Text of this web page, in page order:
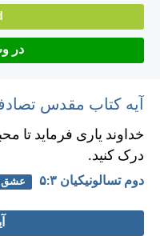
در
آیه کتاب مقدس
خداوند ياری فرمايد تا
درک كنيد.
دوم تسالونيکیان ۳:‏۵ عشق